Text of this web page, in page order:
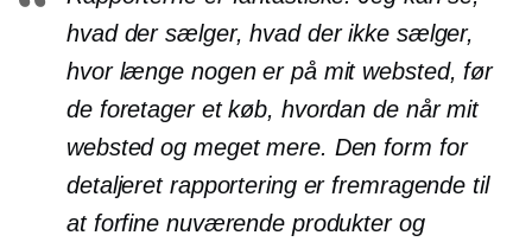
hvad der sælger, hvad der ikke sælger,
hvor længe nogen er på mit websted, før
de foretager et køb, hvordan de når mit
websted og meget mere. Den form for
detaljeret rapportering er fremragende til
at forfine nuværende produkter og